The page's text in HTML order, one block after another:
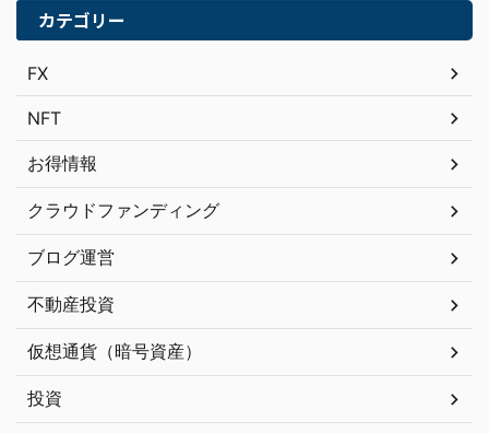
カテゴリー
FX
NFT
お得情報
クラウドファンディング
ブログ運営
不動産投資
仮想通貨（暗号資産）
投資